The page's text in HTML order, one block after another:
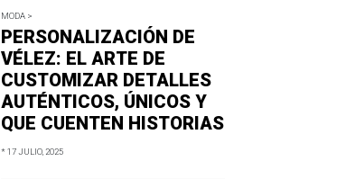
MODA >
PERSONALIZACIÓN DE
VÉLEZ: EL ARTE DE
CUSTOMIZAR DETALLES
AUTÉNTICOS, ÚNICOS Y
QUE CUENTEN HISTORIAS
* 17 JULIO, 2025